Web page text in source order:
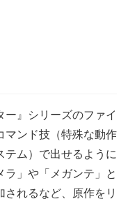
』シリーズのファイ
マンド技（特殊な動作
テム）で出せるように
ラ」や「メガンテ」と
れるなど、原作をリ